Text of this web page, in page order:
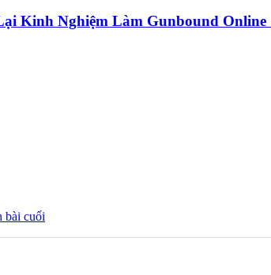
Kinh Nghiệm Làm Gunbound Online